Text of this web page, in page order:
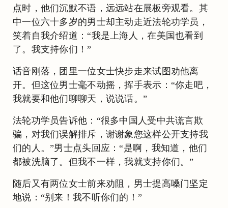
点时，他们沉默不语，远远站在展板旁观看。其
中一位六十多岁的男士却主动走近法轮功学员，
笑着自我介绍道：“我是上海人，在美国也看到
了。我支持你们！”
话音刚落，团里一位女士快步走来试图劝他离
开。但这位男士毫不动摇，挥手表示：“你走吧，
我就要和他们聊聊天，说说话。”
法轮功学员告诉他：“很多中国人受中共谎言欺
骗，对我们误解排斥，谢谢象您这样公开支持我
们的人。”男士点头回应：“是啊，我知道，他们
都被洗脑了。但我不一样，我就支持你们。”
随后又有两位女士前来劝阻，男士提高嗓门坚定
地说：“别来！我不听你们的！”